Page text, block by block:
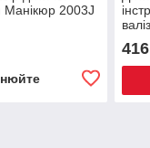
Манікюр 2003J
416